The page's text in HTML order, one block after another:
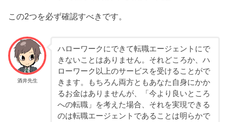
この2つを必ず確認すべきです。
酒井先生
ハローワークにできて転職エージェントにで
きないことはありません。それどころか、ハ
ローワーク以上のサービスを受けることがで
きます。もちろん両方ともあなた自身にかか
るお金はありませんが、「今より良いところ
への転職」を考えた場合、それを実現できる
のは転職エージェントであることは明らかで